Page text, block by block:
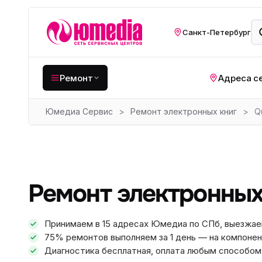
Санкт-Петербург
Ремонт
Крупная бытовая
Компьютерная техника
Адреса
Юмедиа Сервис > Ремонт электронных книг >
Ремонт
Принимаем в 15 адресах Юмедиа по СПб,
75% ремонтов выполняем за 1 день — на
Диагностика бесплатная, оплата любым